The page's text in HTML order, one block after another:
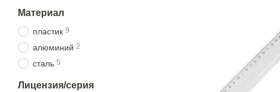
Материал
пластик 9
алюминий 2
сталь 5
Лицензия/серия